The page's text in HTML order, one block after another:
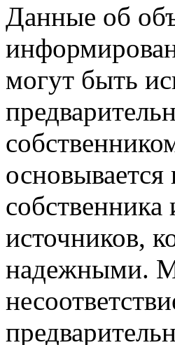
Данные об
могут быть
источников,
надежными.